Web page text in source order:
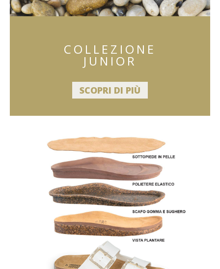
COLLEZIONE
JUNIOR
SCOPRI DI PIÙ